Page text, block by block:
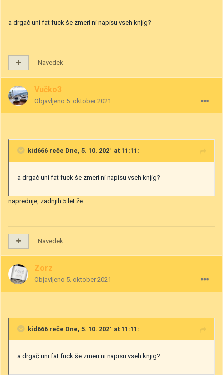
a drgač uni fat fuck še zmeri ni napisu vseh knjig?
Navedek
Vučko3
Objavljeno 5. oktober 2021
kid666 reče Dne, 5. 10. 2021 at 11:11:
a drgač uni fat fuck še zmeri ni napisu vseh knjig?
napreduje, zadnjih 5 let že.
Navedek
Zorz
Objavljeno 5. oktober 2021
kid666 reče Dne, 5. 10. 2021 at 11:11:
a drgač uni fat fuck še zmeri ni napisu vseh knjig?